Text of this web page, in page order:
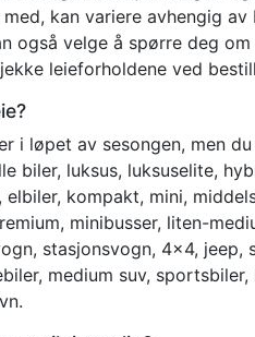
kan variere avhengig
også velge å spørre deg
leieforholdene ved
i løpet av sesongen, men
biler, luksus, luksuselite,
elbiler, kompakt, mini,
minibusser, liten-
stasjonsvogn, 4x4, jeep,
medium suv,